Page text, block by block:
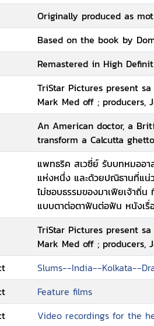
Originally produced as
Based on the book by
Remastered in High
TriStar Pictures present
Mark Med off ; producers,
An American doctor, a
transform a Calcutta
แพทธริค สเวซี่ย์ รับบทหมออา
แห่งหนึ่ง และด้วยปณิธานที่แ
ไม่ชอบธรรมของมาเฟียเจ้าถิ่
แบบตาต่อตาฟันต่อฟัน หนังเรื่อ
TriStar Pictures present
Mark Med off ; producers,
Slums--India--Kolkata--
Feature films
Video recordings for the